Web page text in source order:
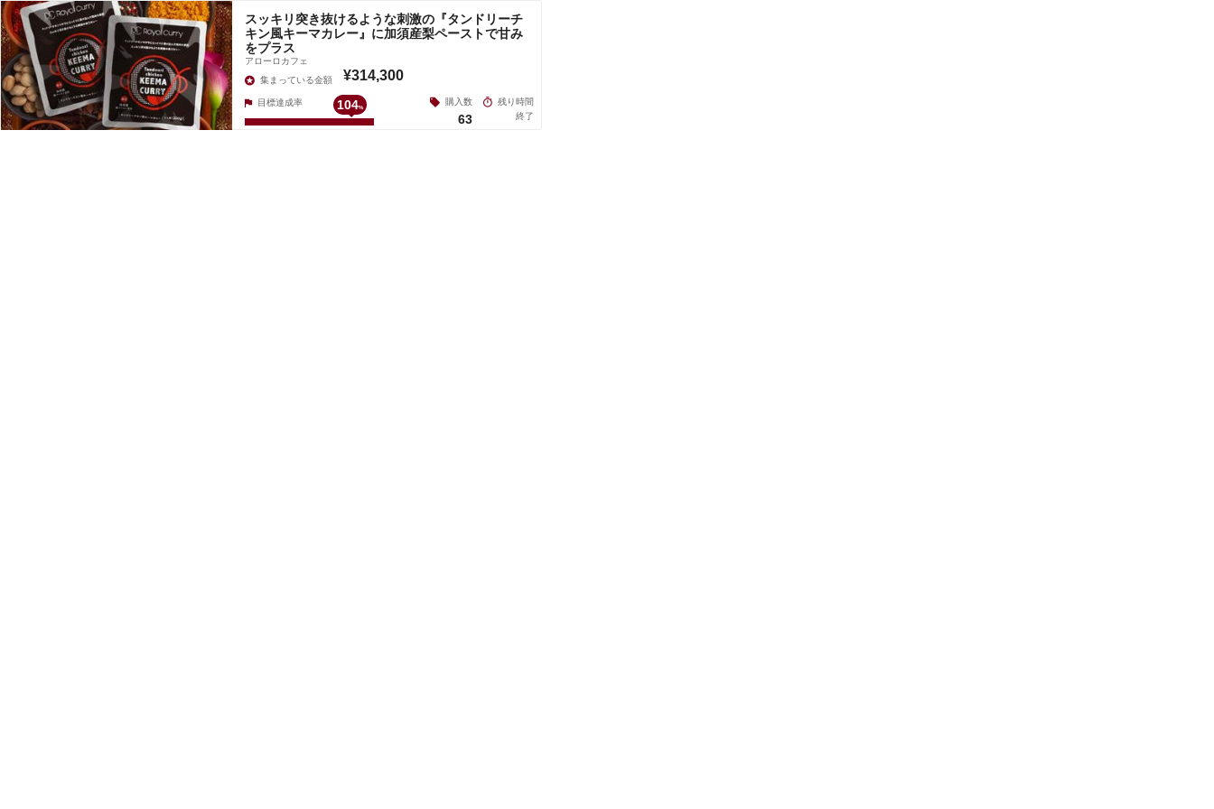
スッキリ突き抜けるような刺激の『タンドリーチ
キン風キーマカレー』に加須産梨ペーストで甘み
をプラス
アローロカフェ
集まっている金額
¥314,300
目標達成率 104%
購入数
63
残り時間
終了